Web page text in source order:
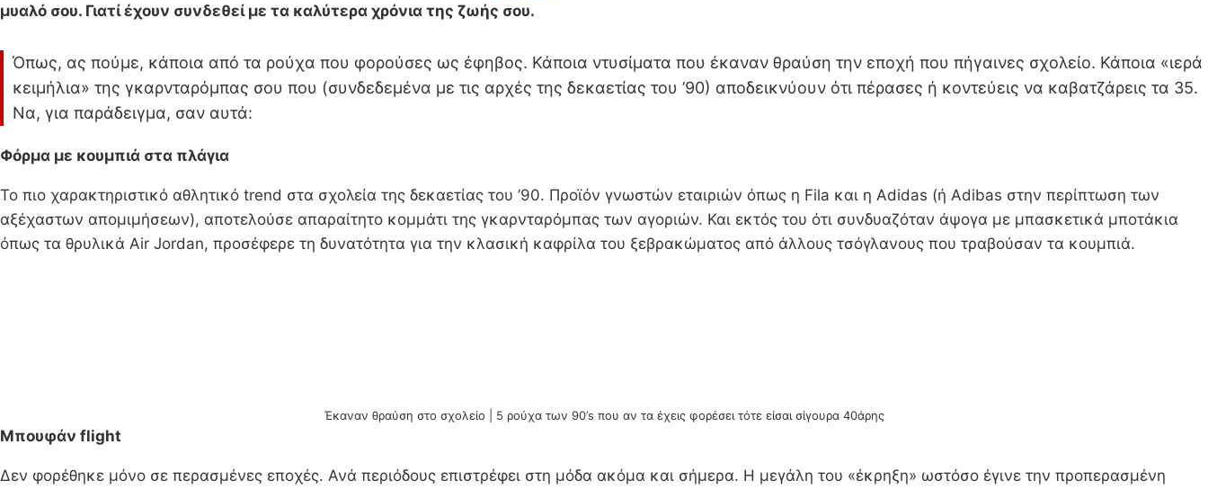
μυαλό σου. Γιατί έχουν συνδεθεί με τα καλύτερα χρόνια της ζωής σου.
Όπως, ας πούμε, κάποια από τα ρούχα που φορούσες ως έφηβος. Κάποια ντυσίματα που έκαναν θραύση την εποχή που πήγαινες σχολείο. Κάποια «ιερά
κειμήλια» της γκαρνταρόμπας σου που (συνδεδεμένα με τις αρχές της δεκαετίας του ’90) αποδεικνύουν ότι πέρασες ή κοντεύεις να καβατζάρεις τα 35.
Να, για παράδειγμα, σαν αυτά:
Φόρμα με κουμπιά στα πλάγια
Το πιο χαρακτηριστικό αθλητικό trend στα σχολεία της δεκαετίας του ’90. Προϊόν γνωστών εταιριών όπως η Fila και η Adidas (ή Adibas στην περίπτωση των
αξέχαστων απομιμήσεων), αποτελούσε απαραίτητο κομμάτι της γκαρνταρόμπας των αγοριών. Και εκτός του ότι συνδυαζόταν άψογα με μπασκετικά μποτάκια
όπως τα θρυλικά Air Jordan, προσέφερε τη δυνατότητα για την κλασική καφρίλα του ξεβρακώματος από άλλους τσόγλανους που τραβούσαν τα κουμπιά.
Έκαναν θραύση στο σχολείο | 5 ρούχα των 90’s που αν τα έχεις φορέσει τότε είσαι σίγουρα 40άρης
Μπουφάν flight
Δεν φορέθηκε μόνο σε περασμένες εποχές. Ανά περιόδους επιστρέφει στη μόδα ακόμα και σήμερα. Η μεγάλη του «έκρηξη» ωστόσο έγινε την προπερασμένη